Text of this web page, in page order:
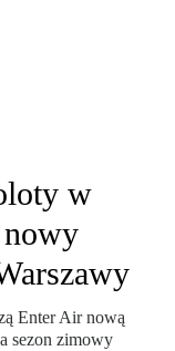
w
Enter Air nową
sezon zimowy